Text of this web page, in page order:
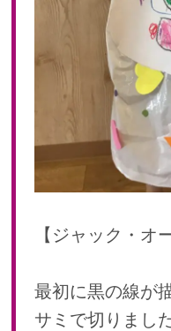
【ジャック・オ
最初に黒の線が
サミで切りました